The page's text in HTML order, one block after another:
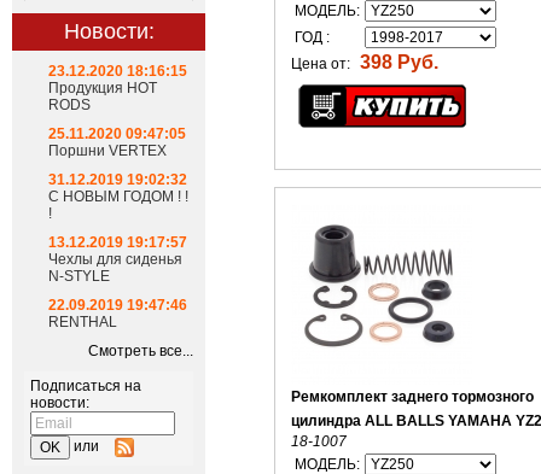
Новости:
23.12.2020 18:16:15
Продукция HOT
RODS
25.11.2020 09:47:05
Поршни VERTEX
31.12.2019 19:02:32
С НОВЫМ ГОДОМ ! !
!
13.12.2019 19:17:57
Чехлы для сиденья
N-STYLE
22.09.2019 19:47:46
RENTHAL
Смотреть все...
Подписаться на
новости:
или
МОДЕЛЬ:
ГОД :
Цена от: 398 Руб.
Ремкомплект заднего тормозного
цилиндра ALL BALLS YAMAHA
18-1007
МОДЕЛЬ: